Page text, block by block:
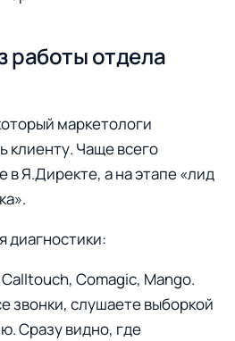
работы отдела
маркетологи
клиенту. Чаще всего
в Я.Директе, а на этапе «лид
диагностики:
Comagic, Mango.
звонки, слушаете выборкой
Сразу видно, где